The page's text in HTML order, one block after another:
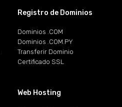
Registro de Dominios
Dominios .COM
Dominios .COM.PY
Transferir Dominio
Certificado SSL
Web Hosting